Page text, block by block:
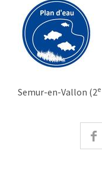
Semur-en-Vallon (2e